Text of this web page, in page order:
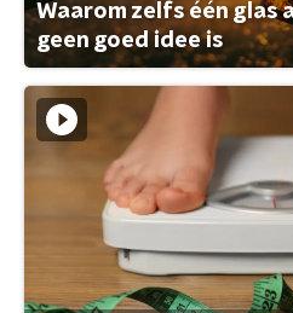
Waarom zelfs één glas
geen goed idee is